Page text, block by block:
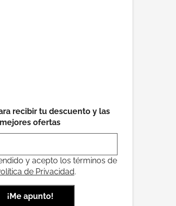
recibir tu descuento y las
mejores ofertas
y acepto los términos de
de Privacidad.